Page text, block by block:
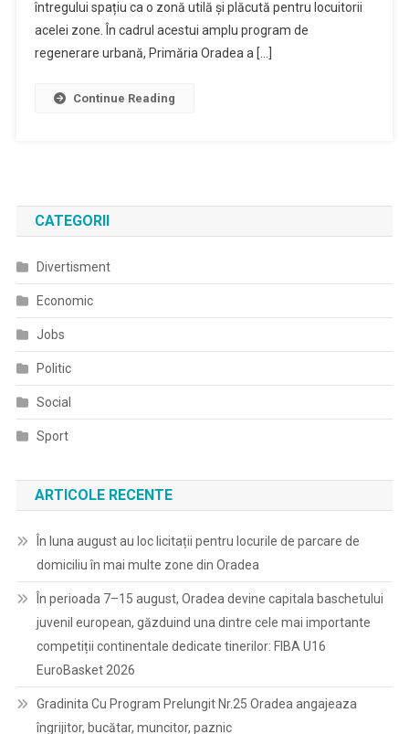
A
întregului spațiu ca o zonă utilă și plăcută pentru locuitorii
acelei zone. În cadrul acestui amplu program de
regenerare urbană, Primăria Oradea a […]
Continue Reading
CATEGORII
Divertisment
Economic
Jobs
Politic
Social
Sport
ARTICOLE RECENTE
În luna august au loc licitații pentru locurile de parcare de
domiciliu în mai multe zone din Oradea
În perioada 7–15 august, Oradea devine capitala baschetului
juvenil european, găzduind una dintre cele mai importante
competiții continentale dedicate tinerilor: FIBA U16
EuroBasket 2026
Gradinita Cu Program Prelungit Nr.25 Oradea angajeaza
îngrijitor, bucătar, muncitor, paznic